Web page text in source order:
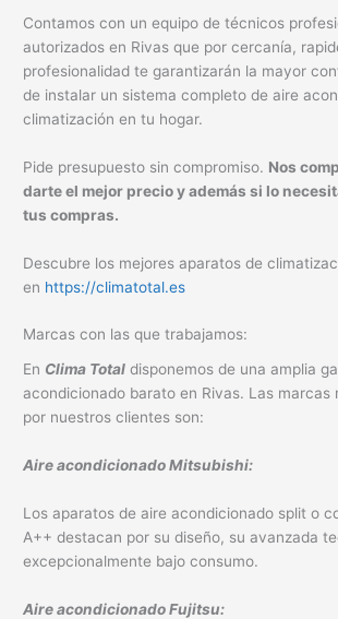
Contamos con un equipo de técnicos
autorizados en Rivas que por cercanía,
profesionalidad te garantizarán la mayor
de instalar un sistema completo de aire
climatización en tu hogar.
Pide presupuesto sin compromiso. Nos
darte el mejor precio y además si lo
tus compras.
Descubre los mejores aparatos de
en https://climatotal.es
Marcas con las que trabajamos:
En Clima Total disponemos de una amplia
acondicionado barato en Rivas. Las marcas
por nuestros clientes son:
Aire acondicionado Mitsubishi:
Los aparatos de aire acondicionado split o
A++ destacan por su diseño, su avanzada
excepcionalmente bajo consumo.
Aire acondicionado Fujitsu: